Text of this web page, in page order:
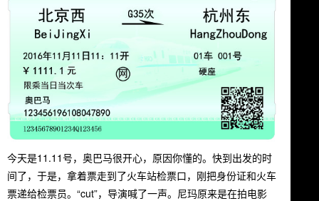
今天是11.11号，奥巴马很开心，原因你懂的。快到出发的时
间了，于是，拿着票走到了火车站检票口，刚把身份证和火车
票递给检票员。“cut”，导演喊了一声。尼玛原来是在拍电影